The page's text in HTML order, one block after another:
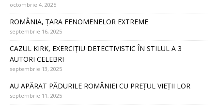
octombrie 4, 2025
ROMÂNIA, ȚARA FENOMENELOR EXTREME
septembrie 16, 2025
CAZUL KIRK, EXERCIȚIU DETECTIVISTIC ÎN STILUL A 3
AUTORI CELEBRI
septembrie 13, 2025
AU APĂRAT PĂDURILE ROMÂNIEI CU PREȚUL VIEȚII LOR
septembrie 11, 2025